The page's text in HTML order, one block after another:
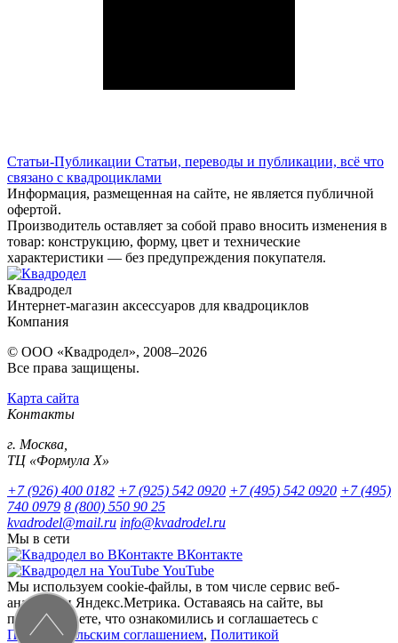
Статьи-Публикации Статьи, переводы и публикации, всё что
связано с квадроциклами
Информация, размещенная на сайте, не является публичной
офертой.
Производитель оставляет за собой право вносить изменения в
товар: конструкцию, форму, цвет и технические
характеристики — без предупреждения покупателя.
Квадродел
Интернет-магазин аксессуаров для квадроциклов
Компания
© ООО «Квадродел», 2008–2026
Все права защищены.
Карта сайта
Контакты
г. Москва,
ТЦ «Формула Х»
+7 (926) 400 0182 +7 (925) 542 0920 +7 (495) 542 0920 +7 (495)
740 0979 8 (800) 550 90 25
kvadrodel@mail.ru info@kvadrodel.ru
Мы в сети
ВКонтакте
YouTube
Мы используем cookie-файлы, в том числе сервис веб-
аналитики Яндекс.Метрика. Оставаясь на сайте, вы
подтверждаете, что ознакомились и соглашаетесь с
Пользовательским соглашением, Политикой